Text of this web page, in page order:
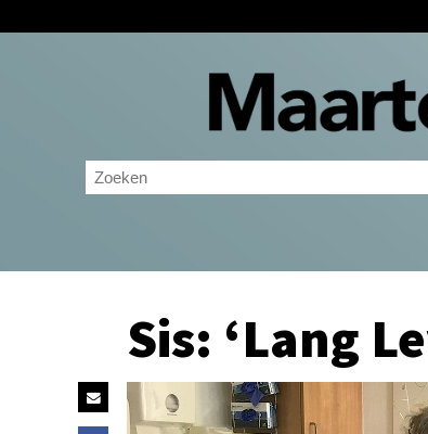
Sis: ‘Lang